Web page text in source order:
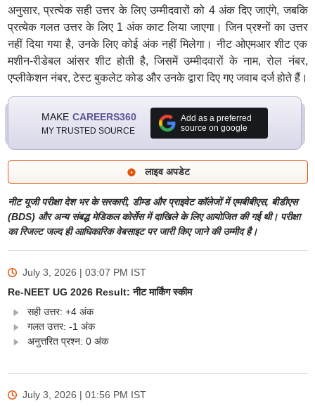
अनुसार, प्रत्येक सही उत्तर के लिए उम्मीदवारों को 4 अंक दिए जाएंगे, जबकि
प्रत्येक गलत उत्तर के लिए 1 अंक काट लिया जाएगा। जिन प्रश्नों का उत्तर
नहीं दिया गया है, उनके लिए कोई अंक नहीं मिलेगा। नीट ओएमआर शीट एक
मशीन-रीडेबल आंसर शीट होती है, जिसमें उम्मीदवारों के नाम, रोल नंबर,
एप्लीकेशन नंबर, टेस्ट बुकलेट कोड और उनके द्वारा दिए गए जवाब दर्ज होते हैं।
MAKE CAREERS360
MY TRUSTED SOURCE
Add as a preferred
source on google
लाइव अपडेट
नीट यूजी परीक्षा देश भर के सरकारी, डीम्ड और प्राइवेट कॉलेजों में एमबीबीएस, बीडीएस
(BDS) और अन्य संबद्ध मेडिकल कोर्सेस में दाखिले के लिए आयोजित की गई थी। परीक्षा
का रिजल्ट जल्द ही आधिकारिक वेबसाइट पर जारी किए जाने की उम्मीद है।
July 3, 2026 | 03:07 PM IST
Re-NEET UG 2026 Result: नीट मार्किंग स्कीम
सही उत्तर: +4 अंक
गलत उत्तर: -1 अंक
अनुत्तरित प्रश्न: 0 अंक
July 3, 2026 | 01:56 PM IST